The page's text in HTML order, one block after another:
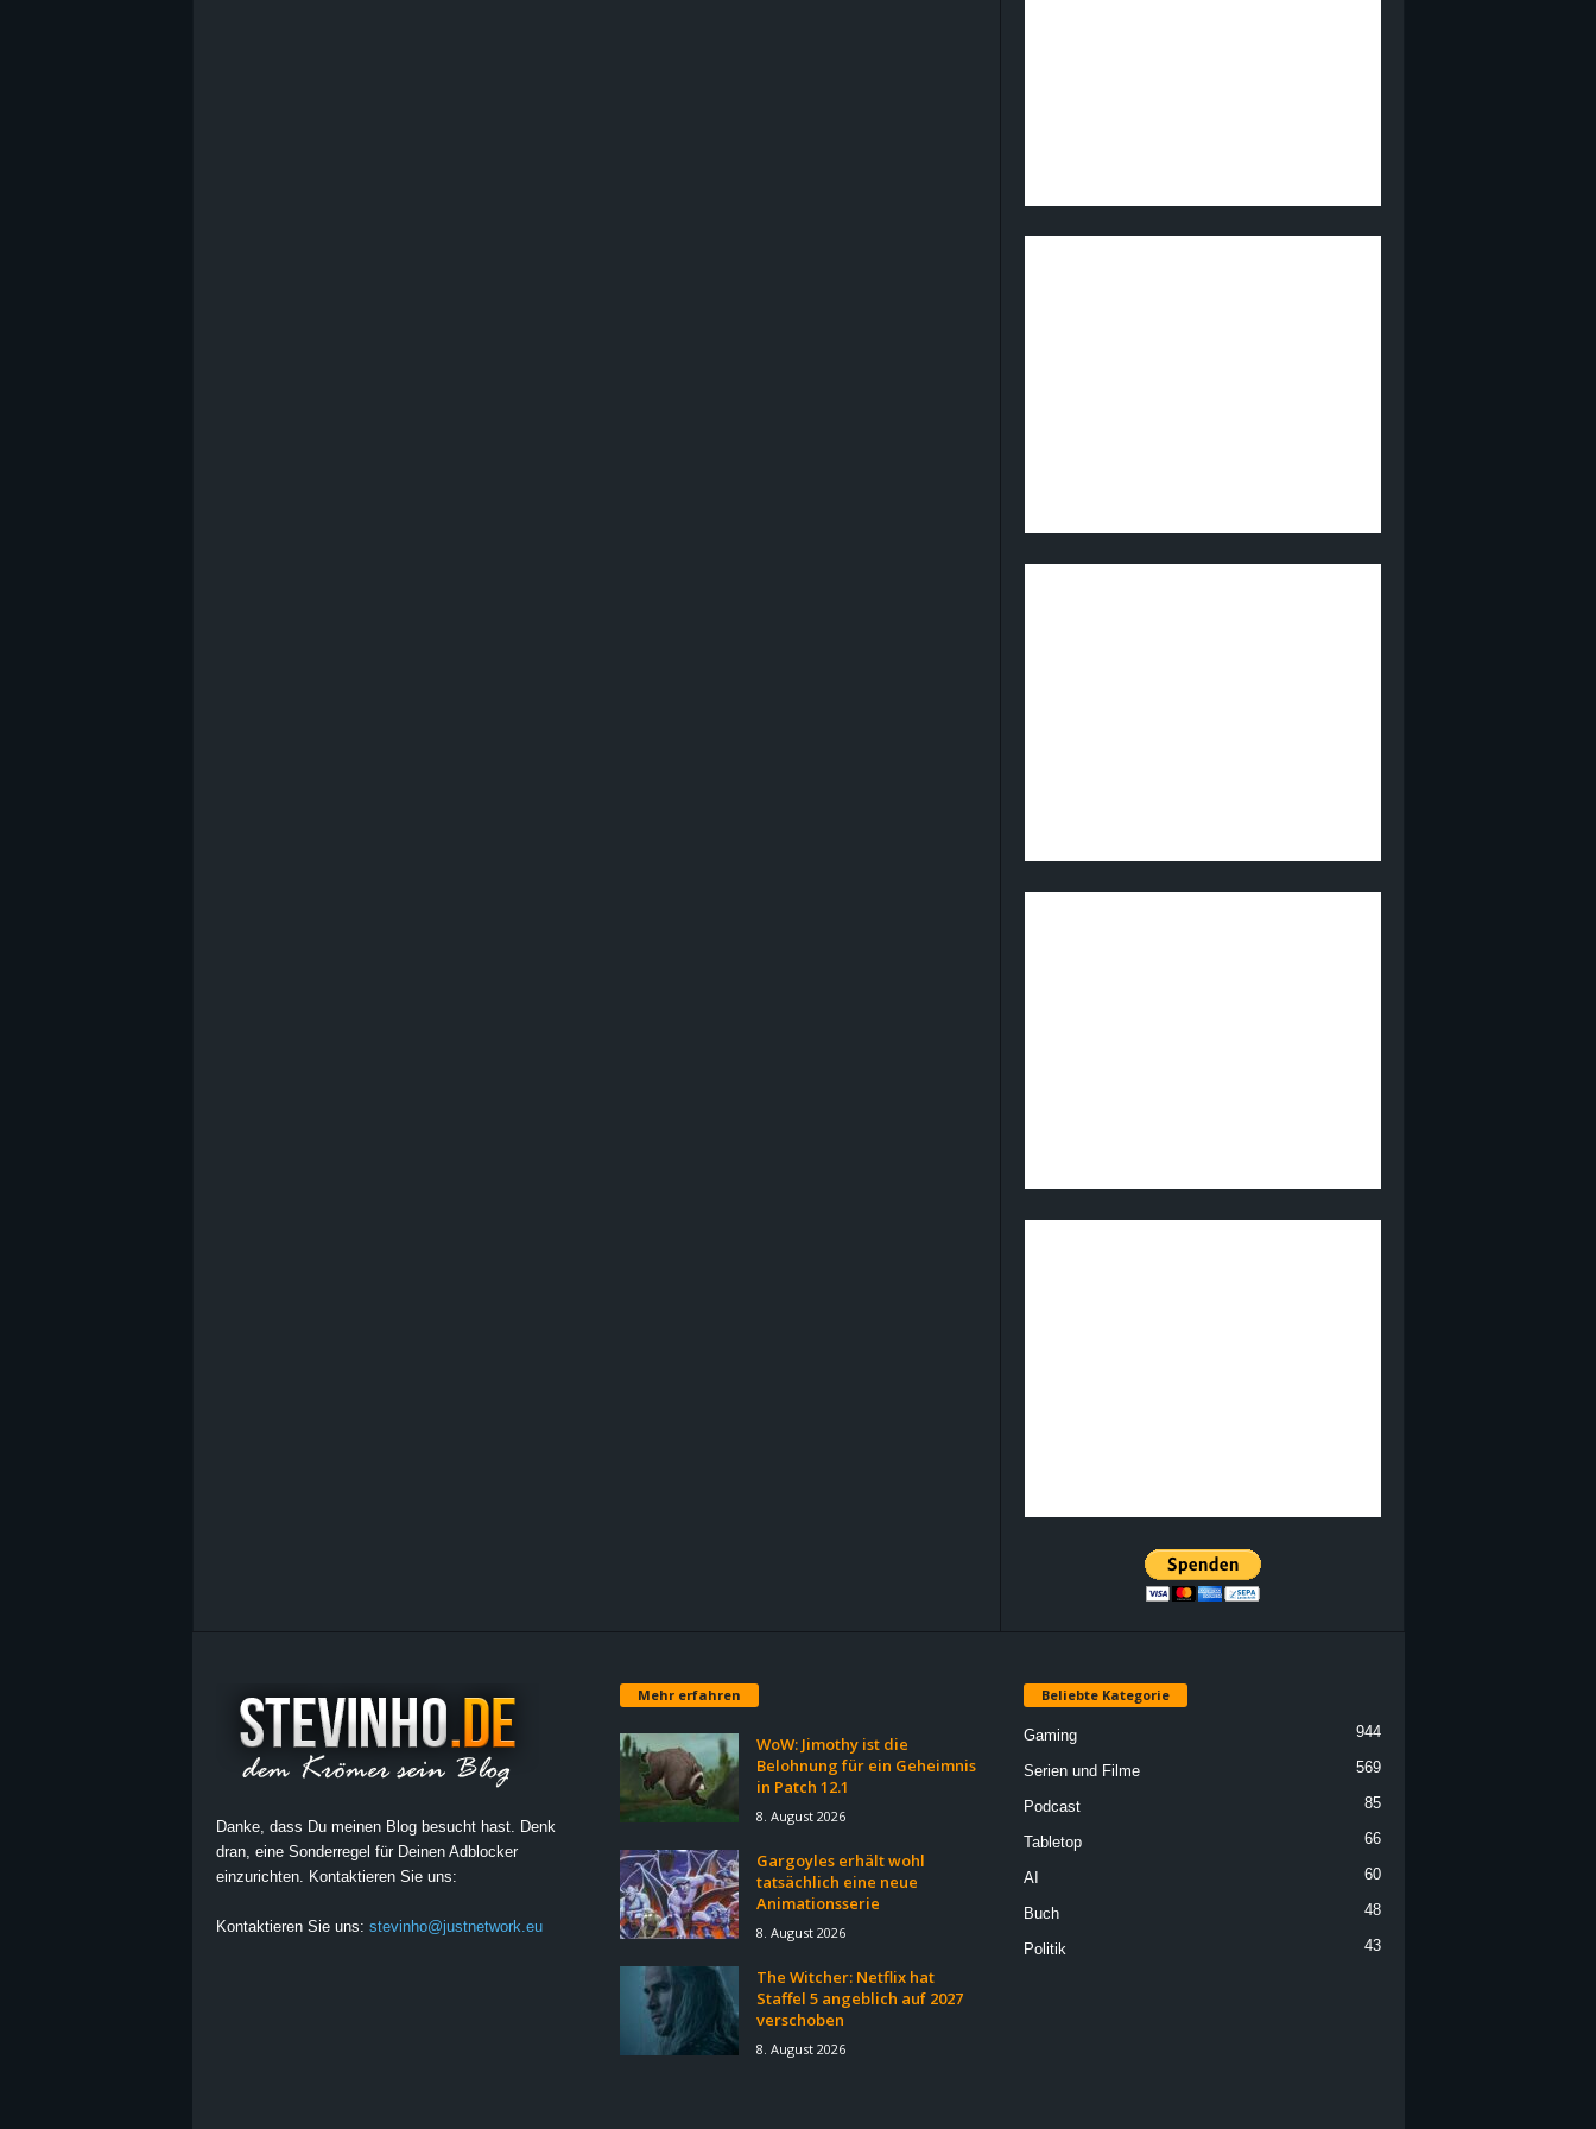
Danke, dass Du meinen Blog besucht hast. Denk
dran, eine Sonderregel für Deinen Adblocker
einzurichten. Kontaktieren Sie uns:
Kontaktieren Sie uns: stevinho@justnetwork.eu
Mehr erfahren
WoW: Jimothy ist die
Belohnung für ein Geheimnis
in Patch 12.1
8. August 2026
Gargoyles erhält wohl
tatsächlich eine neue
Animationsserie
8. August 2026
The Witcher: Netflix hat
Staffel 5 angeblich auf 2027
verschoben
8. August 2026
Beliebte Kategorie
Gaming 944
Serien und Filme 569
Podcast 85
Tabletop 66
AI 60
Buch 48
Politik 43